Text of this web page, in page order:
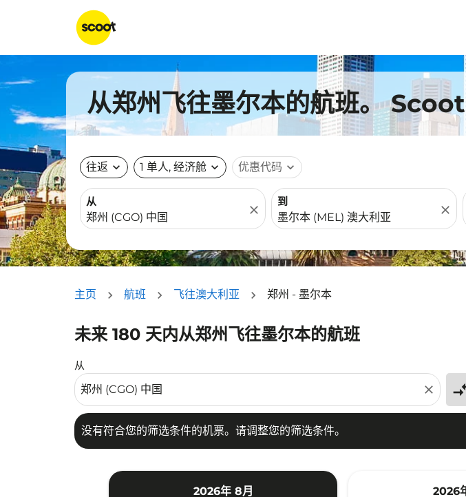
从郑州飞往墨尔本的航班。
往返 expand_more 1 单人, 经济舱 expand_more 优惠代码 expand_more
从
close
到
close
主页 航班 飞往澳大利亚 郑州 - 墨尔本
未来 180 天内从郑州飞往墨尔本的航班
从
close
没有符合您的筛选条件的机票。请调整您的筛选条件。
没有符合您的筛选条件的机票。请调整您的筛选条件。
2026年 8月
2026